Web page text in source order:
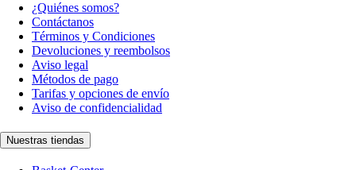
¿Quiénes somos?
Contáctanos
Términos y Condiciones
Devoluciones y reembolsos
Aviso legal
Métodos de pago
Tarifas y opciones de envío
Aviso de confidencialidad
Nuestras tiendas